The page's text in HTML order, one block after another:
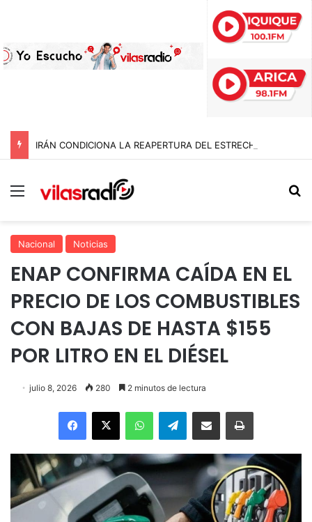
Menú
Nacional Noticias
ENAP CONFIRMA CAÍDA EN EL
PRECIO DE LOS COMBUSTIBLES
CON BAJAS DE HASTA $155
POR LITRO EN EL DIÉSEL
julio 8, 2026 280 2 minutos de lectura
Facebook
X WhatsAppTelegramEnviar vía email Imprimir